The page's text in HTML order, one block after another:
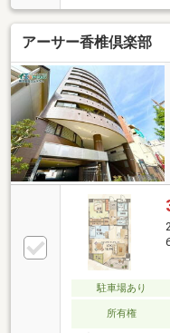
ランクルーム（
ット
アーサー香椎倶楽部
駐車場あり
所有権